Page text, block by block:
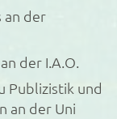
an der
der I.A.O.
Publizistik und
an der Uni